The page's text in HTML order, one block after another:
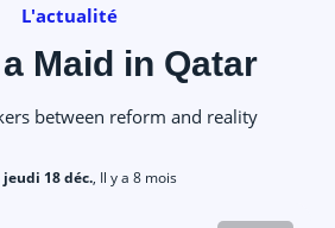
L'actualité
Maid in Qatar
between reform and reality
jeudi 18 déc., Il y a 8 mois